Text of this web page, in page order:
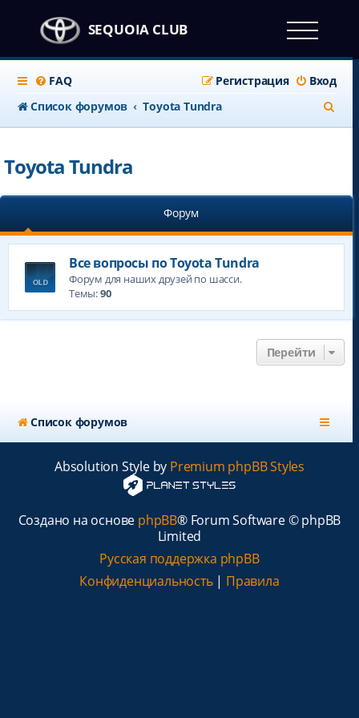
SEQUOIA CLUB
FAQ Вход
Регистрация
Список форумов
Toyota Tundra
о
Toyota Tundra
Форум
Все вопросы по Toyota Tundra
Форум для наших друзей по шасси.
Темы:90
Перейти
Список форумов
Absolution Style by Premium phpBB Styles
Создано на основе phpBB® Forum Software © phpBB
Limited
Русская поддержка phpBB
Конфиденциальность| Правила